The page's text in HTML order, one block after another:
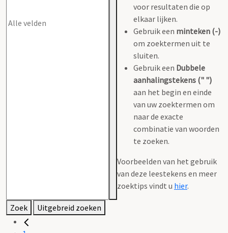
voor resultaten die op
elkaar lijken.
Gebruik een minteken (-)
om zoektermen uit te
sluiten.
Gebruik een Dubbele
aanhalingstekens (" ")
aan het begin en einde
van uw zoektermen om
naar de exacte
combinatie van woorden
te zoeken.
Voorbeelden van het gebruik
van deze leestekens en meer
zoektips vindt u hier.
Zoek Uitgebreid zoeken